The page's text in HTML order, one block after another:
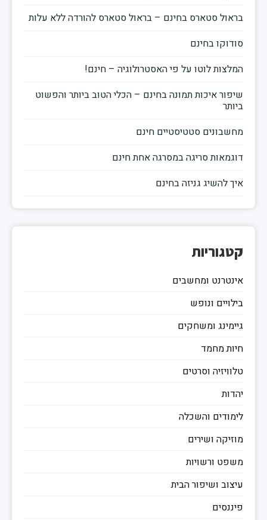
בראול סטארס בחינם – בראול סטארס להורדה ללא עלות
סודוקו בחינם
המלצות לוטו על פי האסטרולוגיה – חינם!
שיפור איכות תמונה בחינם – הכלי הטוב ביותר והפשוט
ביותר
מחשבונים סטטיסטיים חינם
דוגמאות סריגה במסרגה אחת חינם
איך להשיג גניזה בחינם
קטגוריות
אינטרנט ומחשבים
בילויים ונופש
גיימינג ומשחקים
חיות מחמד
טלוויזיה וסרטים
יהדות
לימודים והשכלה
מוזיקה ושירים
משפט ורשויות
עיצוב ושיפור הבית
פיננסים